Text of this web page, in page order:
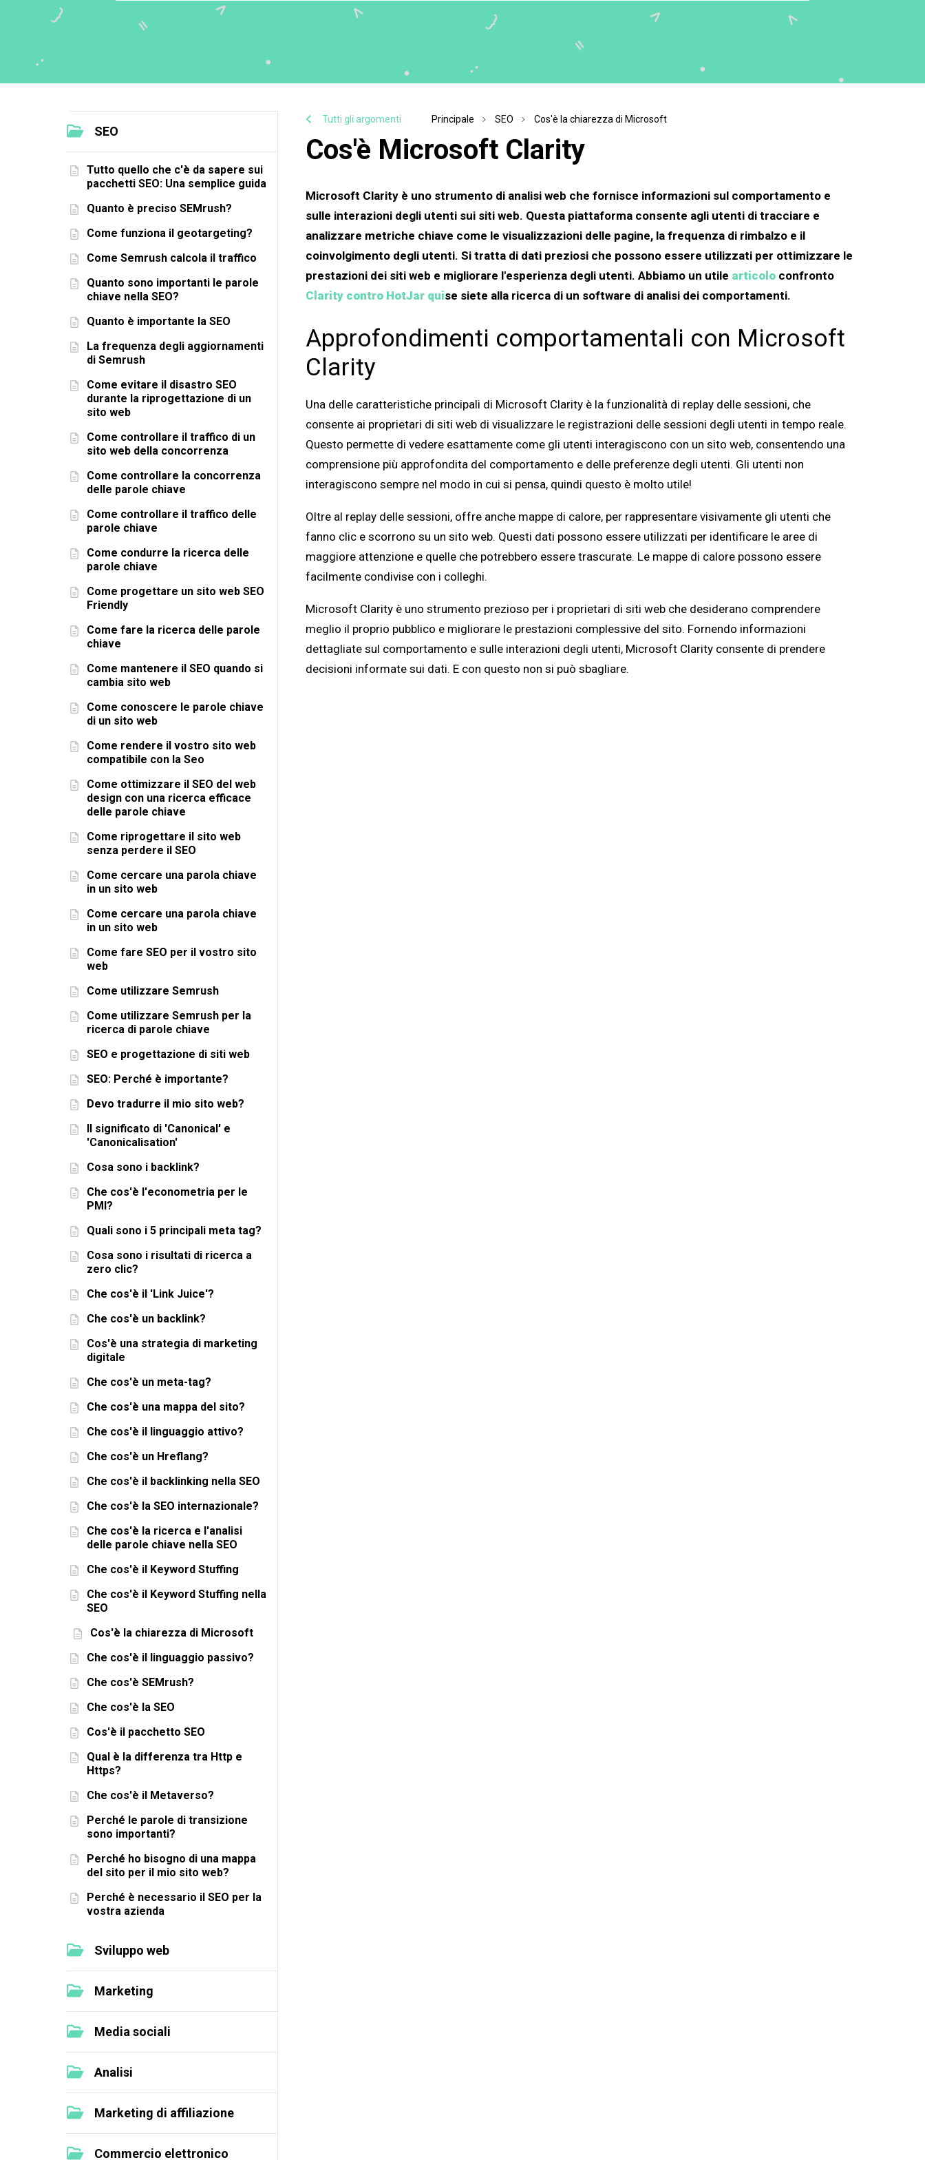
SEO
Tutto quello che c'è da sapere sui
pacchetti SEO: Una semplice guida
Quanto è preciso SEMrush?
Come funziona il geotargeting?
Come Semrush calcola il traffico
Quanto sono importanti le parole
chiave nella SEO?
Quanto è importante la SEO
La frequenza degli aggiornamenti
di Semrush
Come evitare il disastro SEO
durante la riprogettazione di un
sito web
Come controllare il traffico di un
sito web della concorrenza
Come controllare la concorrenza
delle parole chiave
Come controllare il traffico delle
parole chiave
Come condurre la ricerca delle
parole chiave
Come progettare un sito web SEO
Friendly
Come fare la ricerca delle parole
chiave
Come mantenere il SEO quando si
cambia sito web
Come conoscere le parole chiave
di un sito web
Come rendere il vostro sito web
compatibile con la Seo
Come ottimizzare il SEO del web
design con una ricerca efficace
delle parole chiave
Come riprogettare il sito web
senza perdere il SEO
Come cercare una parola chiave
in un sito web
Come cercare una parola chiave
in un sito web
Come fare SEO per il vostro sito
web
Come utilizzare Semrush
Come utilizzare Semrush per la
ricerca di parole chiave
SEO e progettazione di siti web
SEO: Perché è importante?
Devo tradurre il mio sito web?
Il significato di 'Canonical' e
'Canonicalisation'
Cosa sono i backlink?
Che cos'è l'econometria per le
PMI?
Quali sono i 5 principali meta tag?
Cosa sono i risultati di ricerca a
zero clic?
Che cos'è il 'Link Juice'?
Che cos'è un backlink?
Cos'è una strategia di marketing
digitale
Che cos'è un meta-tag?
Che cos'è una mappa del sito?
Che cos'è il linguaggio attivo?
Che cos'è un Hreflang?
Che cos'è il backlinking nella SEO
Che cos'è la SEO internazionale?
Che cos'è la ricerca e l'analisi
delle parole chiave nella SEO
Che cos'è il Keyword Stuffing
Che cos'è il Keyword Stuffing nella
SEO
Cos'è la chiarezza di Microsoft
Che cos'è il linguaggio passivo?
Che cos'è SEMrush?
Che cos'è la SEO
Cos'è il pacchetto SEO
Qual è la differenza tra Http e
Https?
Che cos'è il Metaverso?
Perché le parole di transizione
sono importanti?
Perché ho bisogno di una mappa
del sito per il mio sito web?
Perché è necessario il SEO per la
vostra azienda
Sviluppo web
Marketing
Media sociali
Analisi
Marketing di affiliazione
Commercio elettronico
Tutti gli argomenti Principale SEO Cos'è la chiarezza di Microsoft
Cos'è Microsoft Clarity
Microsoft Clarity è uno strumento di analisi web che fornisce informazioni sul comportamento e
sulle interazioni degli utenti sui siti web. Questa piattaforma consente agli utenti di tracciare e
analizzare metriche chiave come le visualizzazioni delle pagine, la frequenza di rimbalzo e il
coinvolgimento degli utenti. Si tratta di dati preziosi che possono essere utilizzati per ottimizzare le
prestazioni dei siti web e migliorare l'esperienza degli utenti. Abbiamo un utile articolo confronto
Clarity contro HotJar quise siete alla ricerca di un software di analisi dei comportamenti.
Approfondimenti comportamentali con Microsoft
Clarity
Una delle caratteristiche principali di Microsoft Clarity è la funzionalità di replay delle sessioni, che
consente ai proprietari di siti web di visualizzare le registrazioni delle sessioni degli utenti in tempo reale.
Questo permette di vedere esattamente come gli utenti interagiscono con un sito web, consentendo una
comprensione più approfondita del comportamento e delle preferenze degli utenti. Gli utenti non
interagiscono sempre nel modo in cui si pensa, quindi questo è molto utile!
Oltre al replay delle sessioni, offre anche mappe di calore, per rappresentare visivamente gli utenti che
fanno clic e scorrono su un sito web. Questi dati possono essere utilizzati per identificare le aree di
maggiore attenzione e quelle che potrebbero essere trascurate. Le mappe di calore possono essere
facilmente condivise con i colleghi.
Microsoft Clarity è uno strumento prezioso per i proprietari di siti web che desiderano comprendere
meglio il proprio pubblico e migliorare le prestazioni complessive del sito. Fornendo informazioni
dettagliate sul comportamento e sulle interazioni degli utenti, Microsoft Clarity consente di prendere
decisioni informate sui dati. E con questo non si può sbagliare.